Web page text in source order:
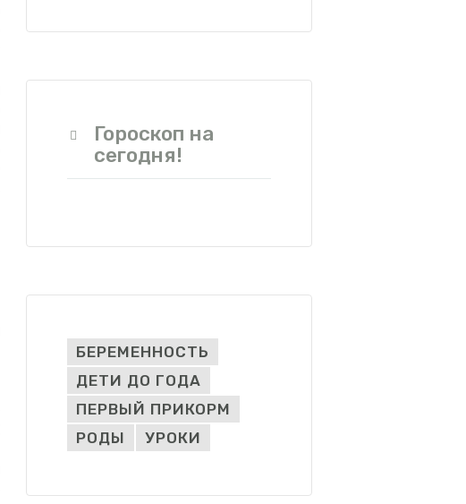
Гороскоп на
сегодня!
БЕРЕМЕННОСТЬ
ДЕТИ ДО ГОДА
ПЕРВЫЙ ПРИКОРМ
РОДЫ
УРОКИ